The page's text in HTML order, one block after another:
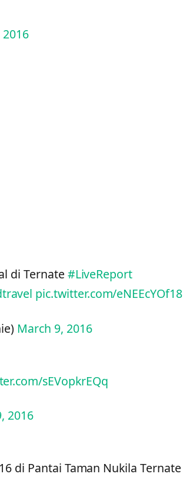
di Ternate #LiveReport
pic.twitter.com/eNEEcYOf18
March 9, 2016
sEVopkrEQq
2016
di Pantai Taman Nukila Ternate